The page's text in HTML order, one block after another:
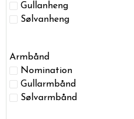
Gullanheng
Sølvanheng
Armbånd
Nomination
Gullarmbånd
Sølvarmbånd